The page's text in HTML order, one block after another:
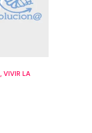
, VIVIR LA